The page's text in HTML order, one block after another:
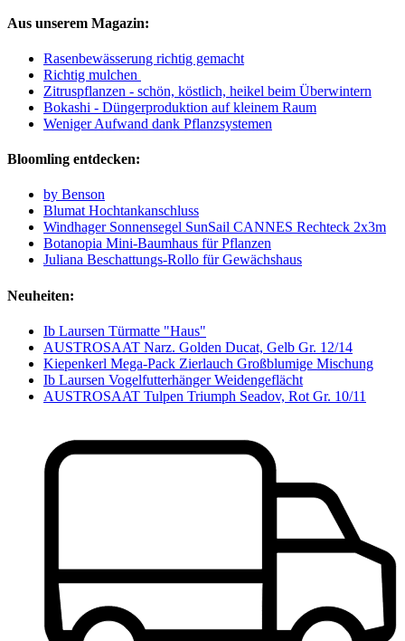
Aus unserem Magazin:
Rasenbewässerung richtig gemacht
Richtig mulchen
Zitruspflanzen - schön, köstlich, heikel beim Überwintern
Bokashi - Düngerproduktion auf kleinem Raum
Weniger Aufwand dank Pflanzsystemen
Bloomling entdecken:
by Benson
Blumat Hochtankanschluss
Windhager Sonnensegel SunSail CANNES Rechteck 2x3m
Botanopia Mini-Baumhaus für Pflanzen
Juliana Beschattungs-Rollo für Gewächshaus
Neuheiten:
Ib Laursen Türmatte "Haus"
AUSTROSAAT Narz. Golden Ducat, Gelb Gr. 12/14
Kiepenkerl Mega-Pack Zierlauch Großblumige Mischung
Ib Laursen Vogelfutterhänger Weidengeflächt
AUSTROSAAT Tulpen Triumph Seadov, Rot Gr. 10/11